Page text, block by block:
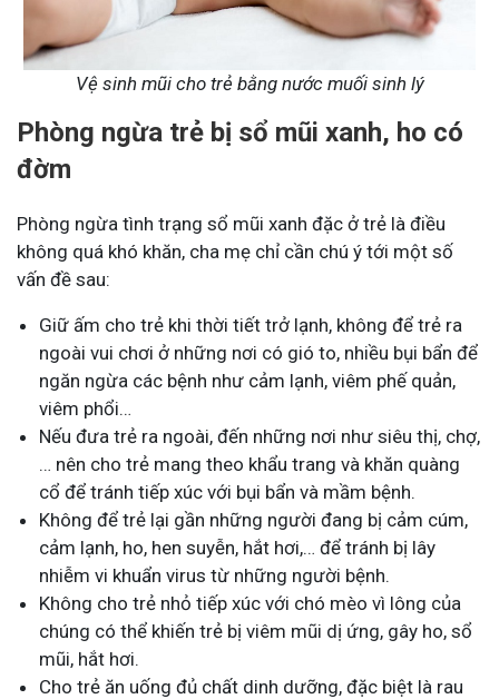
Vệ sinh mũi cho trẻ bằng nước muối sinh lý
Phòng ngừa trẻ bị sổ mũi xanh, ho có
đờm
Phòng ngừa tình trạng sổ mũi xanh đặc ở trẻ là điều
không quá khó khăn, cha mẹ chỉ cần chú ý tới một số
vấn đề sau:
Giữ ấm cho trẻ khi thời tiết trở lạnh, không để trẻ ra
ngoài vui chơi ở những nơi có gió to, nhiều bụi bẩn để
ngăn ngừa các bệnh như cảm lạnh, viêm phế quản,
viêm phổi…
Nếu đưa trẻ ra ngoài, đến những nơi như siêu thị, chợ,
… nên cho trẻ mang theo khẩu trang và khăn quàng
cổ để tránh tiếp xúc với bụi bẩn và mầm bệnh.
Không để trẻ lại gần những người đang bị cảm cúm,
cảm lạnh, ho, hen suyễn, hắt hơi,… để tránh bị lây
nhiễm vi khuẩn virus từ những người bệnh.
Không cho trẻ nhỏ tiếp xúc với chó mèo vì lông của
chúng có thể khiến trẻ bị viêm mũi dị ứng, gây ho, sổ
mũi, hắt hơi.
Cho trẻ ăn uống đủ chất dinh dưỡng, đặc biệt là rau